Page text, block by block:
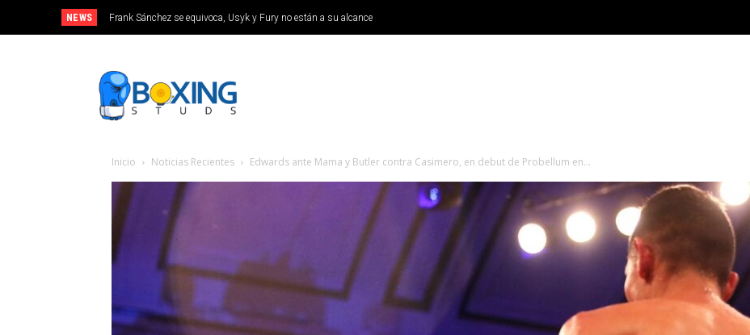
NEWS Frank Sánchez se equivoca, Usyk y Fury no están a su alcance
Inicio Noticias Recientes Edwards ante Mama y Butler contra Casimero, en debut de Probellum en...